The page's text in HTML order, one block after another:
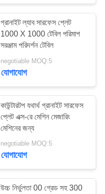
গ্রানাইট ল্যাব সারফেস প্লেট
1000 X 1000 টেবিল পরিমাপ
সরঞ্জাম পরিদর্শন টেবিল
negotiable MOQ:5
যোগাযোগ
কাউন্টারটপ যথার্থ গ্রানাইট সারফেস
প্লেট এক্স-রে মেশিন মেজারিং
মেশিনের জন্য
negotiable MOQ:5
যোগাযোগ
উচ্চ নির্ভুলতা 00 গ্রেড সহ 300